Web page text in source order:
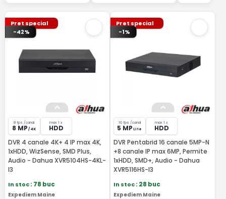
Pret special
-42%
8 fps /canal
8 MP / 4K
max 1 x
HDD
DVR 4 canale 4K+ 4 IP max 4K,
1xHDD, WizSense, SMD Plus,
Audio - Dahua XVR5104HS-4KL-
I3
In stoc: 78 buc
Expediem Maine
Pret special
-1%
10 fps /canal
5 MP Lite
max 1 x
HDD
DVR Pentabrid 16 canale 5MP-N
+8 canale IP max 6MP, Permite
1xHDD, SMD+, Audio - Dahua
XVR5116HS-I3
In stoc: 28 buc
Expediem Maine